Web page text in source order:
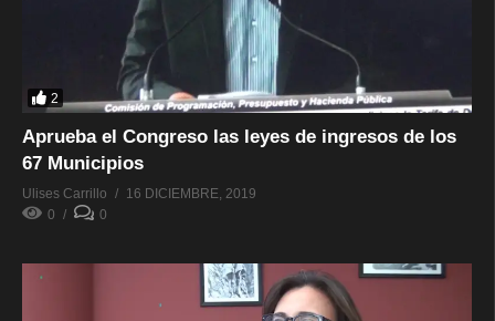
2
Aprueba el Congreso las leyes de ingresos de los
67 Municipios
Ulises Carrillo
16 DICIEMBRE, 2019
0
0